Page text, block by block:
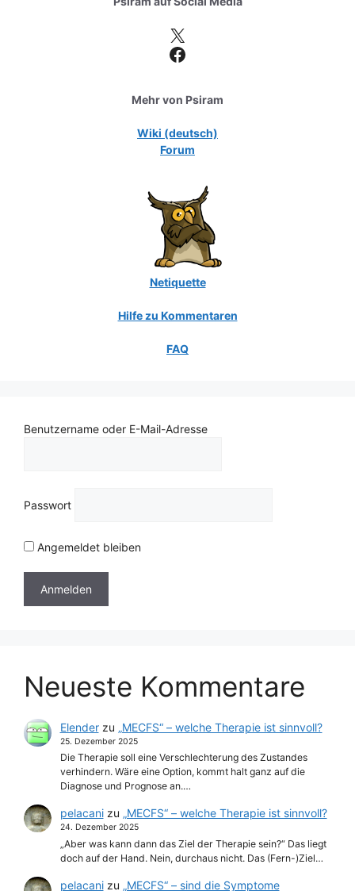
X
Facebook
Mehr von Psiram
Wiki (deutsch)
Forum
Netiquette
Hilfe zu Kommentaren
FAQ
Benutzername oder E-Mail-Adresse
Passwort
Angemeldet bleiben
Neueste Kommentare
Elenderzu „MECFS“ – welche Therapie ist sinnvoll?
25. Dezember 2025
Die Therapie soll eine Verschlechterung des Zustandes
verhindern. Wäre eine Option, kommt halt ganz auf die
Diagnose und Prognose an.…
pelacanizu „MECFS“ – welche Therapie ist sinnvoll?
24. Dezember 2025
„Aber was kann dann das Ziel der Therapie sein?“ Das liegt
doch auf der Hand. Nein, durchaus nicht. Das (Fern-)Ziel…
pelacanizu „MECFS“ – sind die Symptome